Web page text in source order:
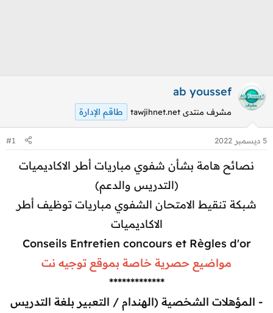
ab youssef
مشرف منتدى tawjihnet.net طاقم الإدارة
5 ديسمبر 2022 #1
نصائح هامة بشأن شفوي مباريات أطر الاكاديميات
(التدريس والدعم)
شبكة تنقيط الامتحان الشفوي مباريات توظيف أطر
الاكاديميات
Conseils Entretien concours et Règles d'or
مواضيع حصرية خاصة بموقع توجيه نت
*************
- المؤهلات الشخصية (الهندام / التعبير بلغة التدريس